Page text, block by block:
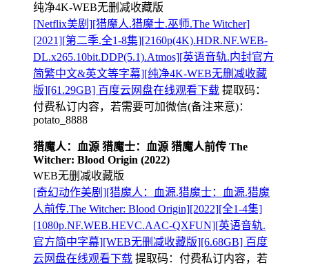
纯净4K-WEB无删减收藏版
[Netflix美剧][猎魔人.猎魔士.巫师.The Witcher]
[2021][第二季.全1-8集][2160p(4K).HDR.NF.WEB-
DL.x265.10bit.DDP(5.1).Atmos][英语音轨.内封官方
简繁中文&英文等字幕][纯净4K-WEB无删减收藏
版][61.29GB] 百度云网盘在线观看下载 提取码：
付费私订内容，若需要可加微信(备注来意)：
potato_8888
猎魔人：血源 猎魔士：血源 猎魔人前传 The
Witcher: Blood Origin (2022)
WEB无删减收藏版
[奇幻动作美剧][猎魔人：血源.猎魔士：血源.猎魔
人前传.The Witcher: Blood Origin][2022][全1-4集]
[1080p.NF.WEB.HEVC.AAC-QXFUN][英语音轨.
官方简中字幕][WEB无删减收藏版][6.68GB] 百度
云网盘在线观看下载 提取码： 付费私订内容，若